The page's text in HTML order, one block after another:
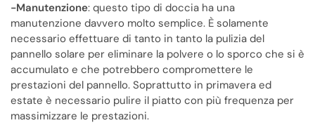
-Manutenzione: questo tipo di doccia ha una
manutenzione davvero molto semplice. È solamente
necessario effettuare di tanto in tanto la pulizia del
pannello solare per eliminare la polvere o lo sporco che si è
accumulato e che potrebbero compromettere le
prestazioni del pannello. Soprattutto in primavera ed
estate è necessario pulire il piatto con più frequenza per
massimizzare le prestazioni.